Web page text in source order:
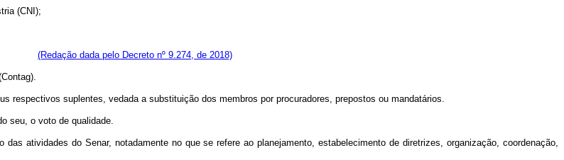
(CNI);
CNA; (Redação dada pelo Decreto nº 9.274, de 2018)
respectivos suplentes, vedada a substituição dos membros por procuradores, prepostos ou mandatários.
seu, o voto de qualidade.
atividades do Senar, notadamente no que se refere ao planejamento, estabelecimento de diretrizes, organização, coordenação,